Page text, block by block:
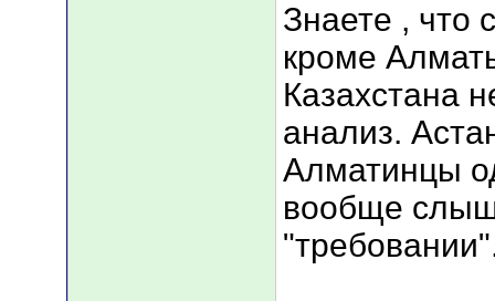
Знаете , что
кроме
Казахстана
анализ.
Алматинцы
вообще